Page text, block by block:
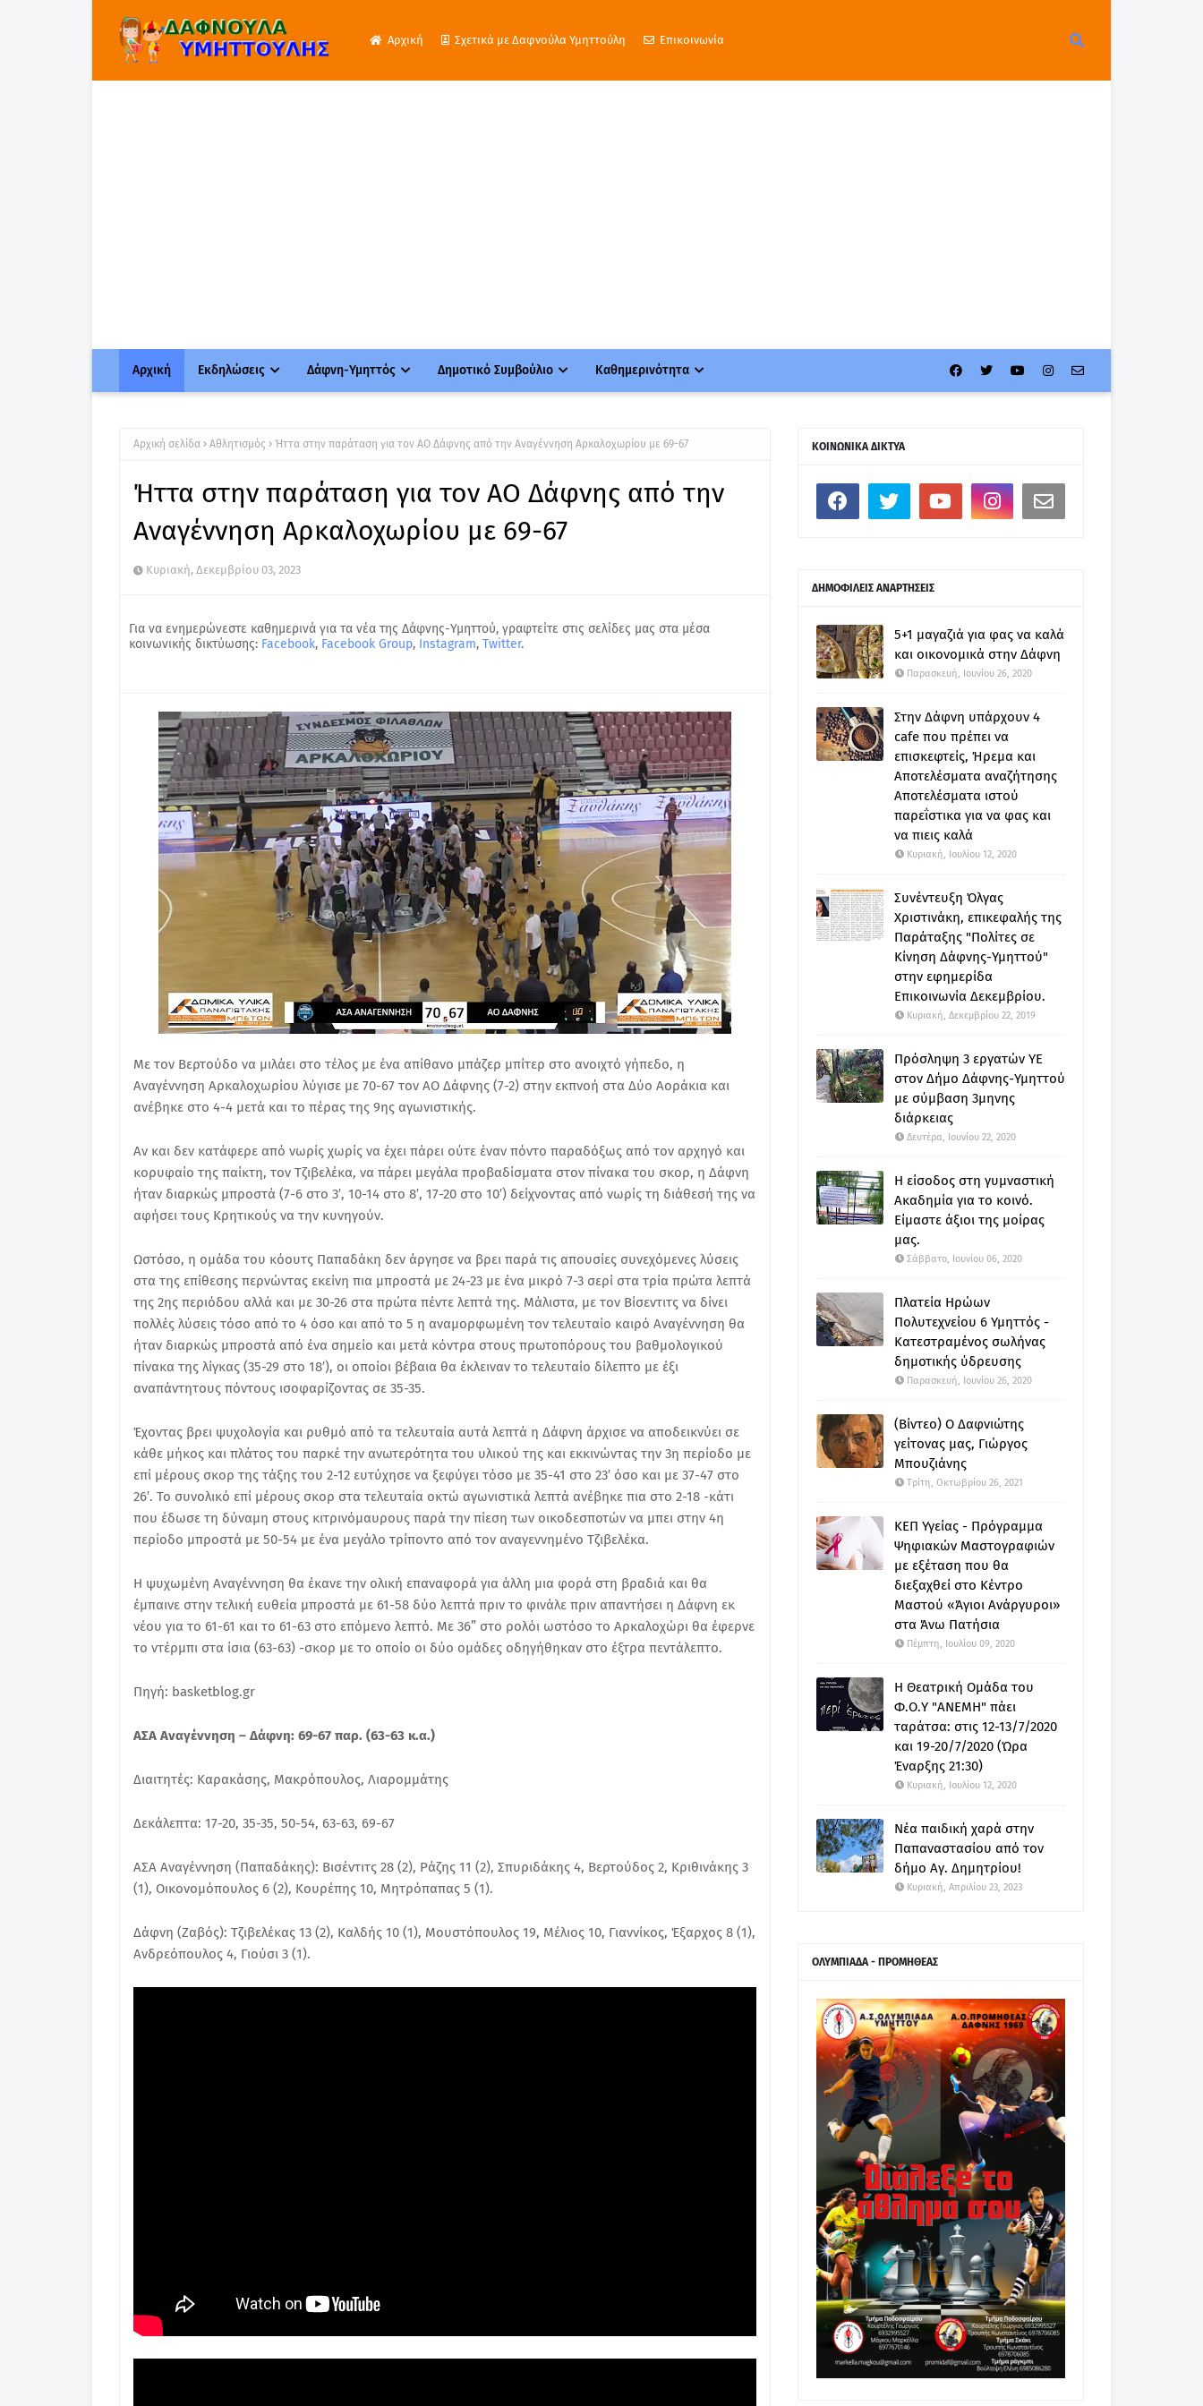
Αρχική Σχετικά με Δαφνούλα Υμηττούλη Επικοινωνία
Αρχική Εκδηλώσεις Δάφνη-Υμηττός Δημοτικό Συμβούλιο Καθημερινότητα
Αρχική σελίδα Αθλητισμός Ήττα στην παράταση για τον ΑΟ Δάφνης από την Αναγέννηση Αρκαλοχωρίου με 69-67
Ήττα στην παράταση για τον ΑΟ Δάφνης από την
Αναγέννηση Αρκαλοχωρίου με 69-67
Κυριακή, Δεκεμβρίου 03, 2023
Για να ενημερώνεστε καθημερινά για τα νέα της Δάφνης-Υμηττού, γραφτείτε στις σελίδες μας στα μέσα
κοινωνικής δικτύωσης: Facebook, Facebook Group, Instagram, Twitter.
Mε τον Βερτούδο να μιλάει στο τέλος με ένα απίθανο μπάζερ μπίτερ στο ανοιχτό γήπεδο, η
Αναγέννηση Αρκαλοχωρίου λύγισε με 70-67 τον ΑΟ Δάφνης (7-2) στην εκπνοή στα Δύο Αοράκια και
ανέβηκε στο 4-4 μετά και το πέρας της 9ης αγωνιστικής.
Αν και δεν κατάφερε από νωρίς χωρίς να έχει πάρει ούτε έναν πόντο παραδόξως από τον αρχηγό και
κορυφαίο της παίκτη, τον Τζιβελέκα, να πάρει μεγάλα προβαδίσματα στον πίνακα του σκορ, η Δάφνη
ήταν διαρκώς μπροστά (7-6 στο 3′, 10-14 στο 8′, 17-20 στο 10′) δείχνοντας από νωρίς τη διάθεσή της να
αφήσει τους Κρητικούς να την κυνηγούν.
Ωστόσο, η ομάδα του κόουτς Παπαδάκη δεν άργησε να βρει παρά τις απουσίες συνεχόμενες λύσεις
στα της επίθεσης περνώντας εκείνη πια μπροστά με 24-23 με ένα μικρό 7-3 σερί στα τρία πρώτα λεπτά
της 2ης περιόδου αλλά και με 30-26 στα πρώτα πέντε λεπτά της. Μάλιστα, με τον Βίσεντιτς να δίνει
πολλές λύσεις τόσο από το 4 όσο και από το 5 η αναμορφωμένη τον τελευταίο καιρό Αναγέννηση θα
ήταν διαρκώς μπροστά από ένα σημείο και μετά κόντρα στους πρωτοπόρους του βαθμολογικού
πίνακα της λίγκας (35-29 στο 18′), οι οποίοι βέβαια θα έκλειναν το τελευταίο δίλεπτο με έξι
αναπάντητους πόντους ισοφαρίζοντας σε 35-35.
Έχοντας βρει ψυχολογία και ρυθμό από τα τελευταία αυτά λεπτά η Δάφνη άρχισε να αποδεικνύει σε
κάθε μήκος και πλάτος του παρκέ την ανωτερότητα του υλικού της και εκκινώντας την 3η περίοδο με
επί μέρους σκορ της τάξης του 2-12 ευτύχησε να ξεφύγει τόσο με 35-41 στο 23′ όσο και με 37-47 στο
26′. Το συνολικό επί μέρους σκορ στα τελευταία οκτώ αγωνιστικά λεπτά ανέβηκε πια στο 2-18 -κάτι
που έδωσε τη δύναμη στους κιτρινόμαυρους παρά την πίεση των οικοδεσποτών να μπει στην 4η
περίοδο μπροστά με 50-54 με ένα μεγάλο τρίποντο από τον αναγεννημένο Τζιβελέκα.
Η ψυχωμένη Αναγέννηση θα έκανε την ολική επαναφορά για άλλη μια φορά στη βραδιά και θα
έμπαινε στην τελική ευθεία μπροστά με 61-58 δύο λεπτά πριν το φινάλε πριν απαντήσει η Δάφνη εκ
νέου για το 61-61 και το 61-63 στο επόμενο λεπτό. Με 36” στο ρολόι ωστόσο το Αρκαλοχώρι θα έφερνε
το ντέρμπι στα ίσια (63-63) -σκορ με το οποίο οι δύο ομάδες οδηγήθηκαν στο έξτρα πεντάλεπτο.
Πηγή: basketblog.gr
ΑΣΑ Αναγέννηση – Δάφνη: 69-67 παρ. (63-63 κ.α.)
Διαιτητές: Καρακάσης, Μακρόπουλος, Λιαρομμάτης
Δεκάλεπτα: 17-20, 35-35, 50-54, 63-63, 69-67
ΑΣΑ Αναγέννηση (Παπαδάκης): Βισέντιτς 28 (2), Ράζης 11 (2), Σπυριδάκης 4, Βερτούδος 2, Κριθινάκης 3
(1), Οικονομόπουλος 6 (2), Κουρέπης 10, Μητρόπαπας 5 (1).
Δάφνη (Ζαβός): Τζιβελέκας 13 (2), Καλδής 10 (1), Μουστόπουλος 19, Μέλιος 10, Γιαννίκος, Έξαρχος 8 (1),
Ανδρεόπουλος 4, Γιούσι 3 (1).
ΚΟΙΝΩΝΙΚΑ ΔΙΚΤΥΑ
ΔΗΜΟΦΙΛΕΙΣ ΑΝΑΡΤΗΣΕΙΣ
5+1 μαγαζιά για φας να καλά
και οικονομικά στην Δάφνη
Παρασκευή, Ιουνίου 26, 2020
Στην Δάφνη υπάρχουν 4
cafe που πρέπει να
επισκεφτείς, Ήρεμα και
Αποτελέσματα αναζήτησης
Αποτελέσματα ιστού
παρεΐστικα για να φας και
να πιεις καλά
Κυριακή, Ιουλίου 12, 2020
Συνέντευξη Όλγας
Χριστινάκη, επικεφαλής της
Παράταξης "Πολίτες σε
Κίνηση Δάφνης-Υμηττού"
στην εφημερίδα
Επικοινωνία Δεκεμβρίου.
Κυριακή, Δεκεμβρίου 22, 2019
Πρόσληψη 3 εργατών ΥΕ
στον Δήμο Δάφνης-Υμηττού
με σύμβαση 3μηνης
διάρκειας
Δευτέρα, Ιουνίου 22, 2020
Η είσοδος στη γυμναστική
Ακαδημία για το κοινό.
Είμαστε άξιοι της μοίρας
μας.
Σάββατο, Ιουνίου 06, 2020
Πλατεία Ηρώων
Πολυτεχνείου 6 Υμηττός -
Κατεστραμένος σωλήνας
δημοτικής ύδρευσης
Παρασκευή, Ιουνίου 26, 2020
(Βίντεο) Ο Δαφνιώτης
γείτονας μας, Γιώργος
Μπουζιάνης
Τρίτη, Οκτωβρίου 26, 2021
ΚΕΠ Υγείας - Πρόγραμμα
Ψηφιακών Μαστογραφιών
με εξέταση που θα
διεξαχθεί στο Κέντρο
Μαστού «Άγιοι Ανάργυροι»
στα Άνω Πατήσια
Πέμπτη, Ιουλίου 09, 2020
Η Θεατρική Ομάδα του
Φ.Ο.Υ "ΑΝΕΜΗ" πάει
ταράτσα: στις 12-13/7/2020
και 19-20/7/2020 (Ώρα
Έναρξης 21:30)
Κυριακή, Ιουλίου 12, 2020
Νέα παιδική χαρά στην
Παπαναστασίου από τον
δήμο Αγ. Δημητρίου!
Κυριακή, Απριλίου 23, 2023
ΟΛΥΜΠΙΑΔΑ - ΠΡΟΜΗΘΕΑΣ